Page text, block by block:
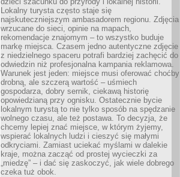
Lokalny turysta często staje się
najskuteczniejszym ambasadorem regionu. Zdjęcia
wrzucane do sieci, opinie na mapach,
rekomendacje znajomym – to wszystko buduje
markę miejsca. Czasem jedno autentyczne zdjęcie
z niedzielnego spaceru potrafi bardziej zachęcić do
odwiedzin niż profesjonalna kampania reklamowa.
Warunek jest jeden: miejsce musi oferować choćby
drobną, ale szczerą wartość – uśmiech
gospodarza, dobry sernik, ciekawą historię
opowiedzianą przy ognisku. Ostatecznie bycie
lokalnym turystą to nie tylko sposób na spędzanie
wolnego czasu, ale też postawa. To decyzja, że
chcemy lepiej znać miejsce, w którym żyjemy,
wspierać lokalnych ludzi i cieszyć się małymi
odkryciami. Zamiast uciekać myślami w dalekie
kraje, można zacząć od prostej wycieczki za
„miedzę” – i dać się zaskoczyć, jak wiele dobrego
czeka tuż obok.